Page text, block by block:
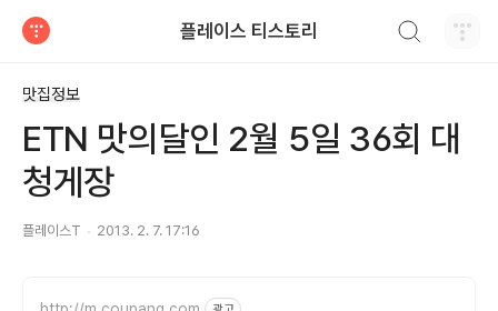
플레이스 티스토리
맛집정보
ETN 맛의달인 2월 5일 36회 대
청게장
플레이스T 2013. 2. 7. 17:16